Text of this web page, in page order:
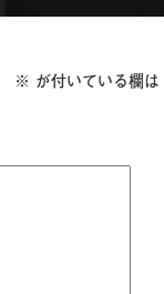
※ が付いている欄は